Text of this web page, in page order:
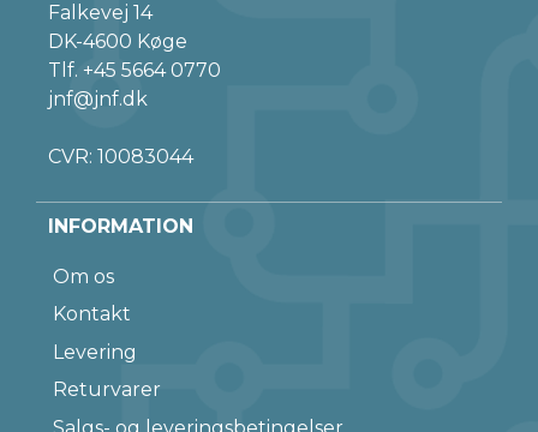
Falkevej 14
DK-4600 Køge
Tlf. +45 5664 0770
jnf@jnf.dk
CVR: 10083044
INFORMATION
Om os
Kontakt
Levering
Returvarer